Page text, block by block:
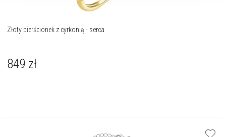
Złoty pierścionek z cyrkonią - serca
849 zł